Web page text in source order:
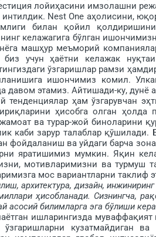
лойиҳасини имзолашни
интилдик. Nest One аҳолисини,
билан қойил
келажагига бўлган
маш­ҳур меъморий
учун ҳаётни келажак
ўзгаришлар рамзи
ишончимиз комил.
давом этамиз. Айтишади-ку, дунё
тенденциялар ҳам ўзгарувчан
ҳисобга олган ҳолда
ва турар-жой биноларини
каби зарур талаблар қў­ши­лади.
фойдаланиш ва уйдаги барча
яратишимиз мумкин. Яқин
мотивларимизни ва турмуш
мос вариантларни таклиф
архитектура, дизайн,
ҳисобланади. Сизнингча,
асосий билимларга эга бўлиши
ишларингизда му­ваффақият
ўзгаришларни кузатмайдиган